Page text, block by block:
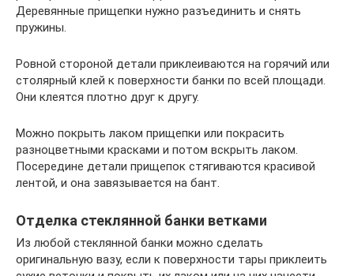
Деревянные прищепки нужно разъединить и снять
пружины.
Ровной стороной детали приклеиваются на горячий или
столярный клей к поверхности банки по всей площади.
Они клеятся плотно друг к другу.
Можно покрыть лаком прищепки или покрасить
разноцветными красками и потом вскрыть лаком.
Посередине детали прищепок стягиваются красивой
лентой, и она завязывается на бант.
Отделка стеклянной банки ветками
Из любой стеклянной банки можно сделать
оригинальную вазу, если к поверхности тары приклеить